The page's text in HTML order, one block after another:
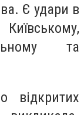
Є удари в
та
відкритих